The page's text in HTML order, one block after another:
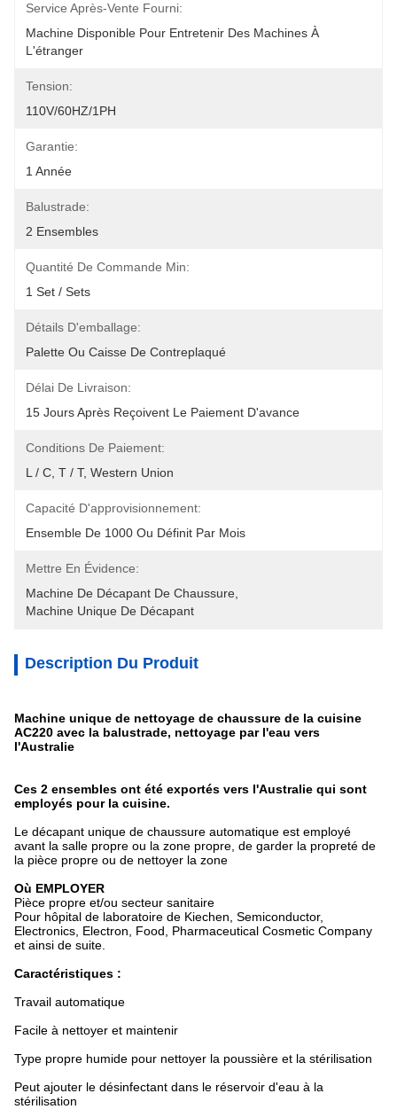
Service Après-Vente Fourni:
Machine Disponible Pour Entretenir Des Machines À
L'étranger
Tension:
110V/60HZ/1PH
Garantie:
1 Année
Balustrade:
2 Ensembles
Quantité De Commande Min:
1 Set / Sets
Détails D'emballage:
Palette Ou Caisse De Contreplaqué
Délai De Livraison:
15 Jours Après Reçoivent Le Paiement D'avance
Conditions De Paiement:
L / C, T / T, Western Union
Capacité D'approvisionnement:
Ensemble De 1000 Ou Définit Par Mois
Mettre En Évidence:
Machine De Décapant De Chaussure
Machine Unique De Décapant
Description Du Produit
Machine unique de nettoyage de chaussure de la cuisine
AC220 avec la balustrade, nettoyage par l'eau vers
l'Australie
Ces 2 ensembles ont été exportés vers l'Australie qui sont
employés pour la cuisine.
Le décapant unique de chaussure automatique est employé
avant la salle propre ou la zone propre, de garder la propreté de
la pièce propre ou de nettoyer la zone
Où EMPLOYER
Pièce propre et/ou secteur sanitaire
Pour hôpital de laboratoire de Kiechen, Semiconductor,
Electronics, Electron, Food, Pharmaceutical Cosmetic Company
et ainsi de suite.
Caractéristiques :
Travail automatique
Facile à nettoyer et maintenir
Type propre humide pour nettoyer la poussière et la stérilisation
Peut ajouter le désinfectant dans le réservoir d'eau à la
stérilisation